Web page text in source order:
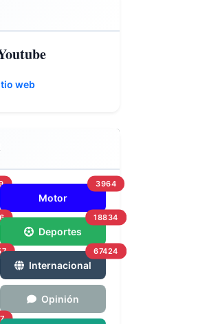
web
Motor
3964
Deportes
18834
Internacional
67424
Opinión